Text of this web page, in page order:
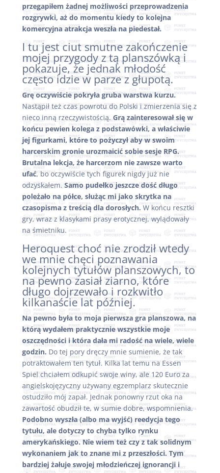
przegapiłem żadnej możliwości przeprowadzenia
rozgrywki, aż do momentu kiedy to kolejna
komercyjna atrakcja weszła na piedestał.
I tu jest ciut smutne zakończenie
mojej przygody z tą planszówką i
pokazuje, że jednak młodość
często idzie w parze z głupotą.
Grę oczywiście pokryła gruba warstwa kurzu.
Nastąpił też czas powrotu do Polski i zmierzenia się z
nieco inną rzeczywistością.Grą zainteresował się w
końcu pewien kolega z podstawówki, a właściwie
jej figurkami, które to pożyczył aby w swoim
harcerskim gronie urozmaicić sobie sesje RPG.
Brutalna lekcja, że harcerzom nie zawsze warto
ufać, bo oczywiście tych figurek nigdy już nie
odzyskałem.Samo pudełko jeszcze dość długo
poleżało na półce, służąc mi jako skrytka na
czasopisma z treścią dla dorosłych.W końcu resztki
gry, wraz z klasykami prasy erotycznej, wylądowały
na śmietniku.
Heroquest choć nie zrodził wtedy
we mnie chęci poznawania
kolejnych tytułów planszowych, to
na pewno zasiał ziarno, które
długo dojrzewało i rozkwitło
kilkanaście lat później.
Na pewno była to moja pierwsza gra planszowa, na
którą wydałem praktycznie wszystkie moje
oszczędności i która dała mi radość na wiele, wiele
godzin. Do tej pory dręczy mnie sumienie, że tak
potraktowałem ten tytuł. Kilka lat temu na Essen
Spiel chciałem odkupić swoje winy, ale 120 Euro za
angielskojęzyczny używany egzemplarz skutecznie
ostudziło mój zapał. Jednak ponowny rzut oka na
zawartość obudził te, w sumie dobre, wspomnienia.
Podobno wyszła (albo ma wyjść) reedycja tego
tytułu, ale dotyczy to chyba tylko rynku
amerykańskiego. Nie wiem też czy z tak solidnym
wykonaniem jak to znane mi z przeszłości. Tym
bardziej żałuje swojej młodzieńczej ignorancji i